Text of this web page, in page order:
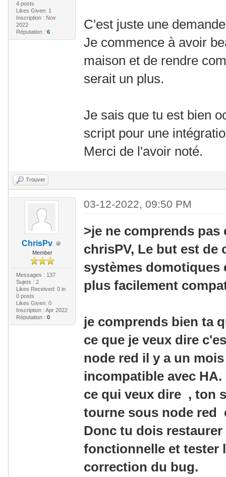
4 posts
Likes Given: 1
Inscription : Nov
2022
Réputation : 6
C'est juste une
Je commence à avoir
maison et de rendre
serait un plus.
Je sais que tu est bien
script pour une
Merci de l'avoir noté.
Trouver
ChrisPv
Member
Messages : 137
Sujets : 2
Likes Received: 0in
0 posts
Likes Given: 0
Inscription : Apr 2022
Réputation : 0
03-12-2022, 09:50 PM
>je ne comprends pas
chrisPV, Le but est de
systèmes domotiques
plus facilement
je comprends bien ta
ce que je veux dire
node red il y a un
incompatible avec HA.
ce qui veux dire , ton
tourne sous node red
Donc tu dois restaurer
fonctionnelle et tester
correction du bug.